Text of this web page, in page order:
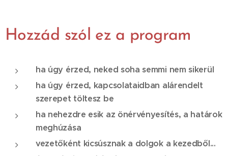
Hozzád szól ez a program
ha úgy érzed, neked soha semmi nem sikerül
ha úgy érzed, kapcsolataidban alárendelt
szerepet töltesz be
ha nehezdre esik az önérvényesítés, a határok
meghúzása
vezetőként kicsúsznak a dolgok a kezedből...